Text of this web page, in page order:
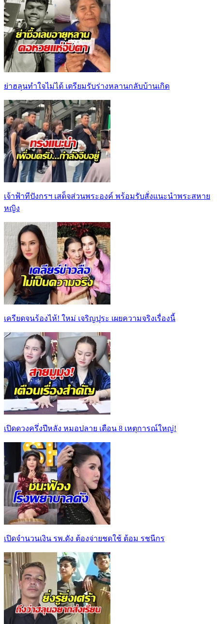
ย่าฮลุนทำใจไม่ได้ เตรียมรับร่างหลานกลับบ้านเกิด
เจ้าฟ้าทีปังกรฯ เสด็จส่วนพระองค์ พร้อมรับสั่งแนะนำพระสหาย
หญิง
เครียดจนร้องไห้! ใหม่ เจริญปุระ เผยความจริงเรื่องนี้
เปิดดวงครึ่งปีหลัง หมอปลาย เตือน 8 เหตุการณ์ใหญ่!
เปิดจำนวนเงิน รพ.ดัง ต้องจ่ายชดใช้ ต้อม รชนีกร